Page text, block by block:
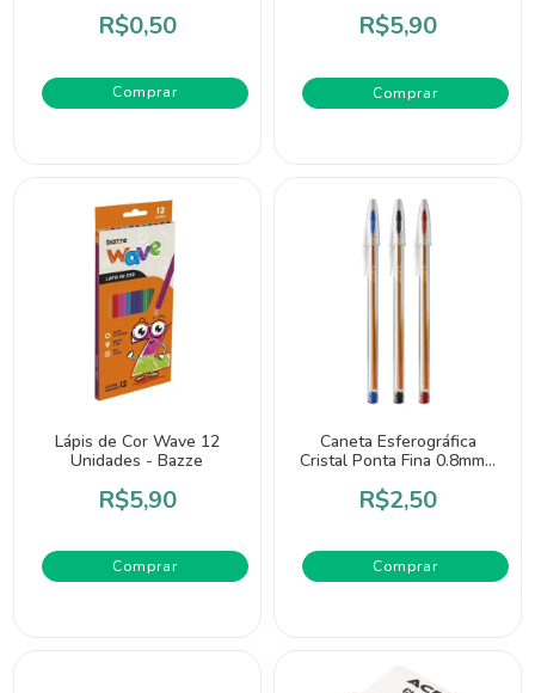
R$0,50 R$5,90
Comprar
Lápis de Cor Wave 12
Unidades - Bazze
R$5,90
Caneta Esferográfica
Cristal Ponta Fina 0.8mm -
R$2,50
Comprar